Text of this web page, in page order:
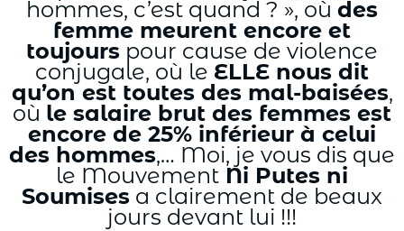
hommes, c’est quand ? », où des
femme meurent encore et
toujours pour cause de violence
conjugale, où le ELLE nous dit
qu’on est toutes des mal-baisées,
où le salaire brut des femmes est
encore de 25% inférieur à celui
des hommes,… Moi, je vous dis que
le Mouvement Ni Putes ni
Soumises a clairement de beaux
jours devant lui !!!